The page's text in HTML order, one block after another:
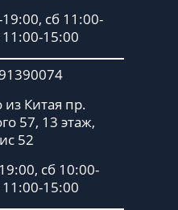
сб 11:00-
15:00
из Китая пр.
57, 13 этаж,
52
сб 10:00-
15:00